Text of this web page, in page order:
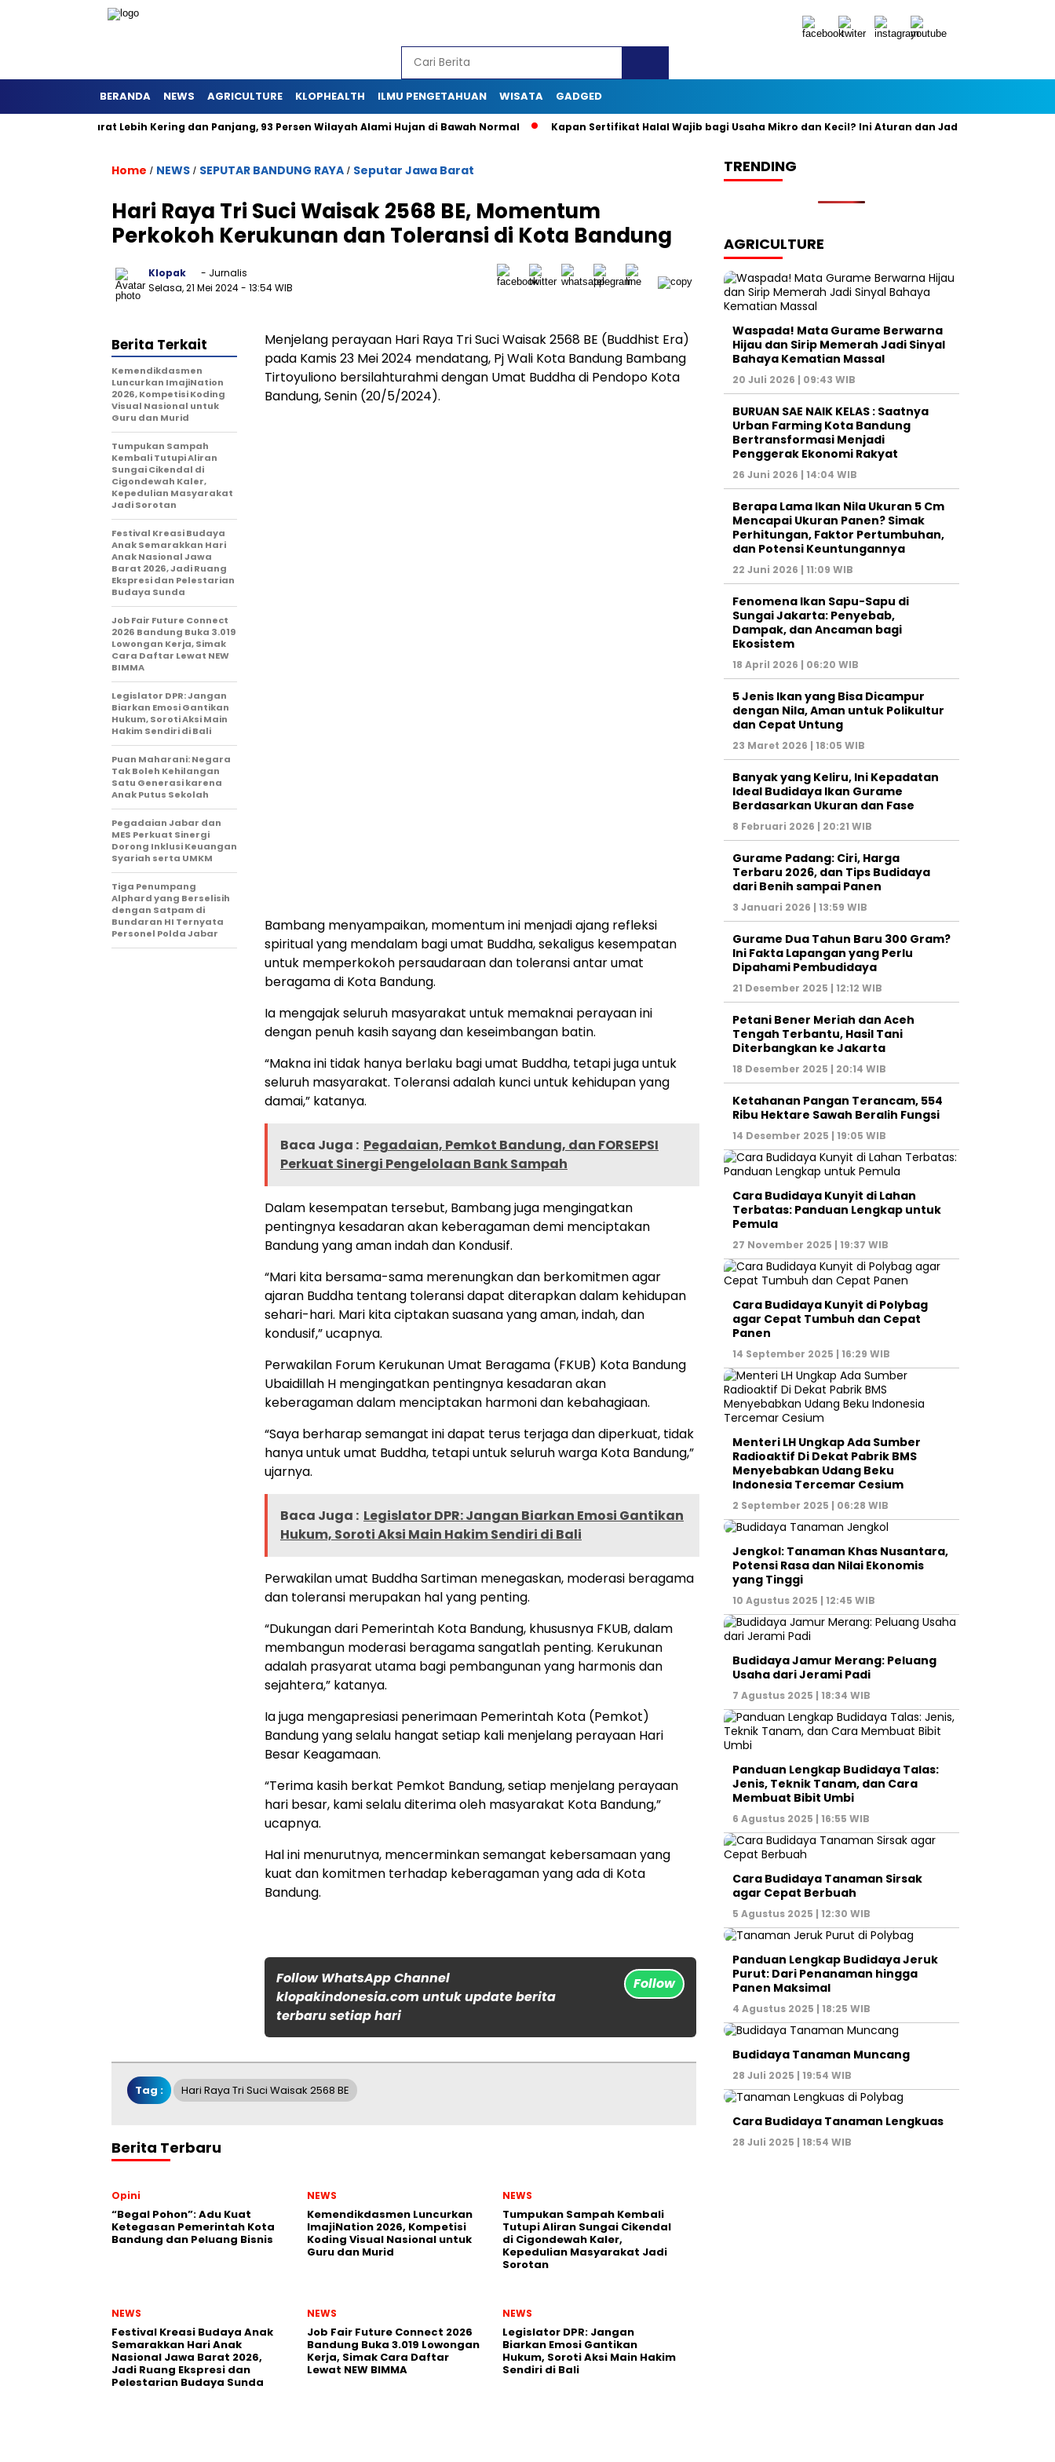
BERANDA NEWS AGRICULTURE KLOPHEALTH ILMU PENGETAHUAN WISATA GADGED
di Jawa Barat Lebih Kering dan Panjang, 93 Persen Wilayah Alami Hujan di Bawah Normal Kapan Sertifikat Halal Wajib bagi Usaha Mikro dan Kecil? Ini Aturan dan Jadwal Resminya
Home / NEWS / SEPUTAR BANDUNG RAYA / Seputar Jawa Barat
Hari Raya Tri Suci Waisak 2568 BE, Momentum
Perkokoh Kerukunan dan Toleransi di Kota Bandung
Klopak
- Jurnalis
Selasa, 21 Mei 2024- 13:54 WIB
Menjelang perayaan Hari Raya Tri Suci Waisak 2568 BE (Buddhist Era)
pada Kamis 23 Mei 2024 mendatang, Pj Wali Kota Bandung Bambang
Tirtoyuliono bersilahturahmi dengan Umat Buddha di Pendopo Kota
Bandung, Senin (20/5/2024).
Bambang menyampaikan, momentum ini menjadi ajang refleksi
spiritual yang mendalam bagi umat Buddha, sekaligus kesempatan
untuk memperkokoh persaudaraan dan toleransi antar umat
beragama di Kota Bandung.
Ia mengajak seluruh masyarakat untuk memaknai perayaan ini
dengan penuh kasih sayang dan keseimbangan batin.
“Makna ini tidak hanya berlaku bagi umat Buddha, tetapi juga untuk
seluruh masyarakat. Toleransi adalah kunci untuk kehidupan yang
damai,” katanya.
Baca Juga : Pegadaian, Pemkot Bandung, dan FORSEPSI
Perkuat Sinergi Pengelolaan Bank Sampah
Dalam kesempatan tersebut, Bambang juga mengingatkan
pentingnya kesadaran akan keberagaman demi menciptakan
Bandung yang aman indah dan Kondusif.
“Mari kita bersama-sama merenungkan dan berkomitmen agar
ajaran Buddha tentang toleransi dapat diterapkan dalam kehidupan
sehari-hari. Mari kita ciptakan suasana yang aman, indah, dan
kondusif,” ucapnya.
Perwakilan Forum Kerukunan Umat Beragama (FKUB) Kota Bandung
Ubaidillah H mengingatkan pentingnya kesadaran akan
keberagaman dalam menciptakan harmoni dan kebahagiaan.
“Saya berharap semangat ini dapat terus terjaga dan diperkuat, tidak
hanya untuk umat Buddha, tetapi untuk seluruh warga Kota Bandung,”
ujarnya.
Baca Juga : Legislator DPR: Jangan Biarkan Emosi Gantikan
Hukum, Soroti Aksi Main Hakim Sendiri di Bali
Perwakilan umat Buddha Sartiman menegaskan, moderasi beragama
dan toleransi merupakan hal yang penting.
“Dukungan dari Pemerintah Kota Bandung, khususnya FKUB, dalam
membangun moderasi beragama sangatlah penting. Kerukunan
adalah prasyarat utama bagi pembangunan yang harmonis dan
sejahtera,” katanya.
Ia juga mengapresiasi penerimaan Pemerintah Kota (Pemkot)
Bandung yang selalu hangat setiap kali menjelang perayaan Hari
Besar Keagamaan.
“Terima kasih berkat Pemkot Bandung, setiap menjelang perayaan
hari besar, kami selalu diterima oleh masyarakat Kota Bandung,”
ucapnya.
Hal ini menurutnya, mencerminkan semangat kebersamaan yang
kuat dan komitmen terhadap keberagaman yang ada di Kota
Bandung.
Follow WhatsApp Channel
klopakindonesia.com untuk update berita
terbaru setiap hari
Follow
Berita Terkait
Kemendikdasmen
Luncurkan ImajiNation
2026, Kompetisi Koding
Visual Nasional untuk
Guru dan Murid
Tumpukan Sampah
Kembali Tutupi Aliran
Sungai Cikendal di
Cigondewah Kaler,
Kepedulian Masyarakat
Jadi Sorotan
Festival Kreasi Budaya
Anak Semarakkan Hari
Anak Nasional Jawa
Barat 2026, Jadi Ruang
Ekspresi dan Pelestarian
Budaya Sunda
Job Fair Future Connect
2026 Bandung Buka 3.019
Lowongan Kerja, Simak
Cara Daftar Lewat NEW
BIMMA
Legislator DPR: Jangan
Biarkan Emosi Gantikan
Hukum, Soroti Aksi Main
Hakim Sendiri di Bali
Puan Maharani: Negara
Tak Boleh Kehilangan
Satu Generasi karena
Anak Putus Sekolah
Pegadaian Jabar dan
MES Perkuat Sinergi
Dorong Inklusi Keuangan
Syariah serta UMKM
Tiga Penumpang
Alphard yang Berselisih
dengan Satpam di
Bundaran HI Ternyata
Personel Polda Jabar
Tag : Hari Raya Tri Suci Waisak 2568 BE
Berita Terbaru
Opini
“Begal Pohon”: Adu Kuat
Ketegasan Pemerintah Kota
Bandung dan Peluang Bisnis
NEWS
Kemendikdasmen Luncurkan
ImajiNation 2026, Kompetisi
Koding Visual Nasional untuk
Guru dan Murid
NEWS
Tumpukan Sampah Kembali
Tutupi Aliran Sungai Cikendal
di Cigondewah Kaler,
Kepedulian Masyarakat Jadi
Sorotan
NEWS
Festival Kreasi Budaya Anak
Semarakkan Hari Anak
Nasional Jawa Barat 2026,
Jadi Ruang Ekspresi dan
Pelestarian Budaya Sunda
NEWS
Job Fair Future Connect 2026
Bandung Buka 3.019 Lowongan
Kerja, Simak Cara Daftar
Lewat NEW BIMMA
NEWS
Legislator DPR: Jangan
Biarkan Emosi Gantikan
Hukum, Soroti Aksi Main Hakim
Sendiri di Bali
TRENDING
AGRICULTURE
Waspada! Mata Gurame Berwarna
Hijau dan Sirip Memerah Jadi Sinyal
Bahaya Kematian Massal
20 Juli 2026 | 09:43 WIB
BURUAN SAE NAIK KELAS : Saatnya
Urban Farming Kota Bandung
Bertransformasi Menjadi
Penggerak Ekonomi Rakyat
26 Juni 2026 | 14:04 WIB
Berapa Lama Ikan Nila Ukuran 5 Cm
Mencapai Ukuran Panen? Simak
Perhitungan, Faktor Pertumbuhan,
dan Potensi Keuntungannya
22 Juni 2026 | 11:09 WIB
Fenomena Ikan Sapu-Sapu di
Sungai Jakarta: Penyebab,
Dampak, dan Ancaman bagi
Ekosistem
18 April 2026 | 06:20 WIB
5 Jenis Ikan yang Bisa Dicampur
dengan Nila, Aman untuk Polikultur
dan Cepat Untung
23 Maret 2026 | 18:05 WIB
Banyak yang Keliru, Ini Kepadatan
Ideal Budidaya Ikan Gurame
Berdasarkan Ukuran dan Fase
8 Februari 2026 | 20:21 WIB
Gurame Padang: Ciri, Harga
Terbaru 2026, dan Tips Budidaya
dari Benih sampai Panen
3 Januari 2026 | 13:59 WIB
Gurame Dua Tahun Baru 300 Gram?
Ini Fakta Lapangan yang Perlu
Dipahami Pembudidaya
21 Desember 2025 | 12:12 WIB
Petani Bener Meriah dan Aceh
Tengah Terbantu, Hasil Tani
Diterbangkan ke Jakarta
18 Desember 2025 | 20:14 WIB
Ketahanan Pangan Terancam, 554
Ribu Hektare Sawah Beralih Fungsi
14 Desember 2025 | 19:05 WIB
Cara Budidaya Kunyit di Lahan
Terbatas: Panduan Lengkap untuk
Pemula
27 November 2025 | 19:37 WIB
Cara Budidaya Kunyit di Polybag
agar Cepat Tumbuh dan Cepat
Panen
14 September 2025 | 16:29 WIB
Menteri LH Ungkap Ada Sumber
Radioaktif Di Dekat Pabrik BMS
Menyebabkan Udang Beku
Indonesia Tercemar Cesium
2 September 2025 | 06:28 WIB
Jengkol: Tanaman Khas Nusantara,
Potensi Rasa dan Nilai Ekonomis
yang Tinggi
10 Agustus 2025 | 12:45 WIB
Budidaya Jamur Merang: Peluang
Usaha dari Jerami Padi
7 Agustus 2025 | 18:34 WIB
Panduan Lengkap Budidaya Talas:
Jenis, Teknik Tanam, dan Cara
Membuat Bibit Umbi
6 Agustus 2025 | 16:55 WIB
Cara Budidaya Tanaman Sirsak
agar Cepat Berbuah
5 Agustus 2025 | 12:30 WIB
Panduan Lengkap Budidaya Jeruk
Purut: Dari Penanaman hingga
Panen Maksimal
4 Agustus 2025 | 18:25 WIB
Budidaya Tanaman Muncang
28 Juli 2025 | 19:54 WIB
Cara Budidaya Tanaman Lengkuas
28 Juli 2025 | 18:54 WIB